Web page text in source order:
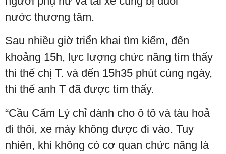
nước thương tâm.
Sau nhiều giờ triển khai tìm kiếm, đến
khoảng 15h, lực lượng chức năng tìm thấy
thi thể chị T. và đến 15h35 phút cùng ngày,
thi thể anh T đã được tìm thấy.
“Cầu Cẩm Lý chỉ dành cho ô tô và tàu hoả
đi thôi, xe máy không được đi vào. Tuy
nhiên, khi không có cơ quan chức năng là